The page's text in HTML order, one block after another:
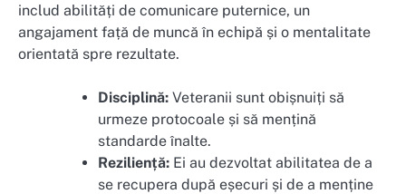
includ abilități de comunicare puternice, un
angajament față de muncă în echipă și o mentalitate
orientată spre rezultate.
Disciplină: Veteranii sunt obișnuiți să
urmeze protocoale și să mențină
standarde înalte.
Reziliență: Ei au dezvoltat abilitatea de a
se recupera după eșecuri și de a menține